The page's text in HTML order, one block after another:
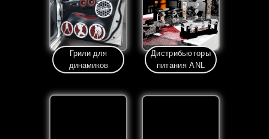
Грили для
динамиков
Дистрибьюторы
питания ANL